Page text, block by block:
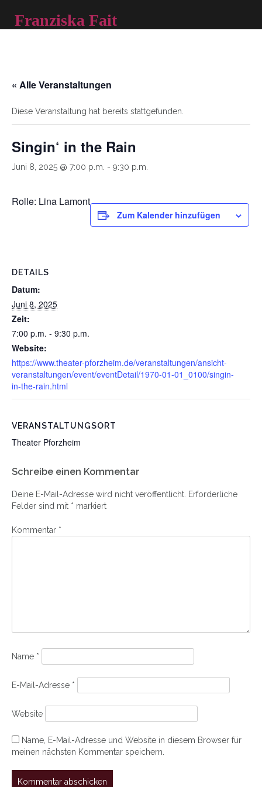
contentFranziska Fait
« Alle Veranstaltungen
Diese Veranstaltung hat bereits stattgefunden.
Singin‘ in the Rain
Juni 8, 2025 @ 7:00 p.m. - 9:30 p.m.
Rolle: Lina Lamont
Zum Kalender hinzufügen
DETAILS
Datum:
Juni 8, 2025
Zeit:
7:00 p.m. - 9:30 p.m.
Website:
https://www.theater-pforzheim.de/veranstaltungen/ansicht-
veranstaltungen/event/eventDetail/1970-01-01_0100/singin-
in-the-rain.html
VERANSTALTUNGSORT
Theater Pforzheim
Schreibe einen Kommentar
Deine E-Mail-Adresse wird nicht veröffentlicht. Erforderliche
Felder sind mit * markiert
Kommentar *
Name *
E-Mail-Adresse *
Website
Name, E-Mail-Adresse und Website in diesem Browser für
meinen nächsten Kommentar speichern.